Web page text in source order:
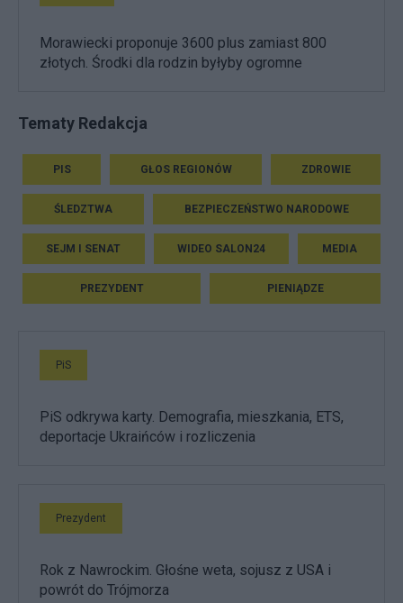
Morawiecki proponuje 3600 plus zamiast 800
złotych. Środki dla rodzin byłyby ogromne
Tematy Redakcja
PIS GŁOS REGIONÓW ZDROWIE
ŚLEDZTWA BEZPIECZEŃSTWO NARODOWE
SEJM I SENAT WIDEO SALON24 MEDIA
PREZYDENT PIENIĄDZE
PiS
PiS odkrywa karty. Demografia, mieszkania, ETS,
deportacje Ukraińców i rozliczenia
Prezydent
Rok z Nawrockim. Głośne weta, sojusz z USA i
powrót do Trójmorza